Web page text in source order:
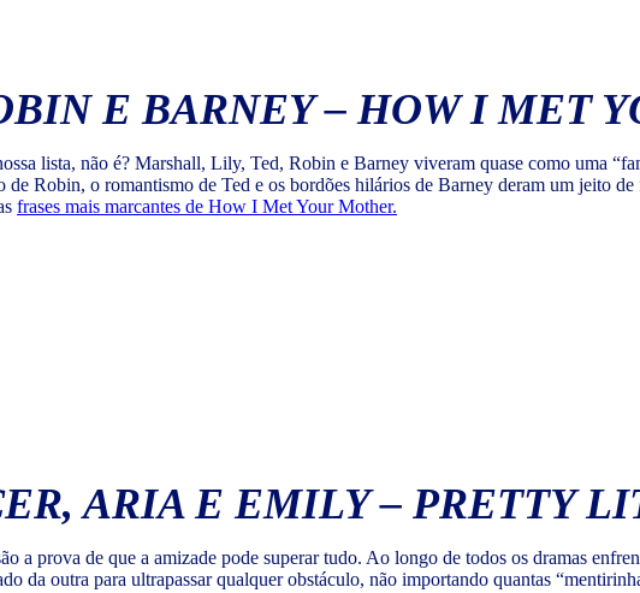
E BARNEY – HOW I MET
lista, não é? Marshall, Lily, Ted, Robin e Barney viveram quase como uma
Robin, o romantismo de Ted e os bordões hilários de Barney deram um jeito
frases mais marcantes de How I Met Your Mother.
ARIA E EMILY – PRETTY
a prova de que a amizade pode superar tudo. Ao longo de todos os dramas
da outra para ultrapassar qualquer obstáculo, não importando quantas